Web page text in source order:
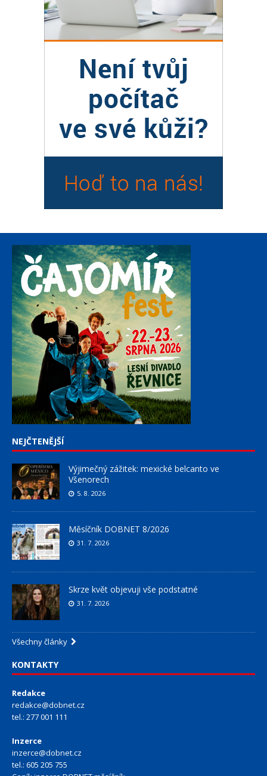
NEJČTENĚJŠÍ
Výjimečný zážitek: mexické belcanto ve
Všenorech
5. 8. 2026
Měsíčník DOBNET 8/2026
31. 7. 2026
Skrze květ objevuji vše podstatné
31. 7. 2026
Všechny články
KONTAKTY
Redakce
redakce@dobnet.cz
tel.: 277 001 111
Inzerce
inzerce@dobnet.cz
tel.: 605 205 755